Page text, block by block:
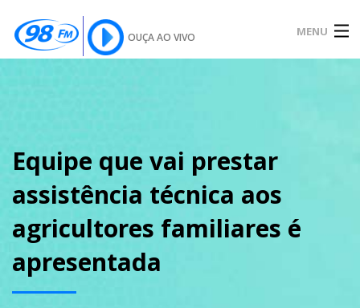
OUÇA AO VIVO MENU
SOBRE
PODCAST
Equipe que vai prestar
assistência técnica aos
agricultores familiares é
apresentada